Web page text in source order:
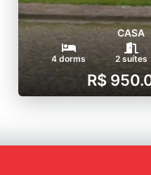
CASA
4 dorms 2 suítes
R$